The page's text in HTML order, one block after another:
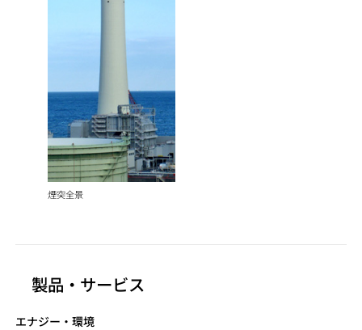
煙突全景
製品・サービス
エナジー・環境